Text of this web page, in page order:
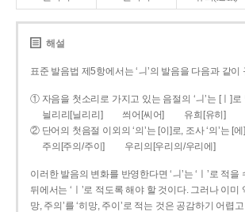
해설
표준 발음법 제5항에서는 ‘ㅢ’의 발음을 다음과 같이
① 자음을 첫소리로 가지고 있는 음절의 ‘ㅢ’는 [ㅣ]로
늴리리[닐리리]
씌어[씨어]
유희[유히]
② 단어의 첫음절 이외의 ‘의’는 [이]로, 조사 ‘의’는 [
주의[주의/주이]
우리의[우리의/우리에]
이러한 발음의 변화를 반영한다면 ‘ㅢ’는 ‘ㅣ’로 적을
뒤에서는 ‘ㅣ’로 적도록 해야 할 것이다. 그러나 이미
망, 주의’를 ‘히망, 주이’로 적는 것은 공감하기 어렵